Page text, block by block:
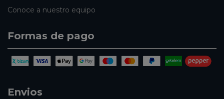
Conoce a nuestro equipo
Formas de pago
Envios